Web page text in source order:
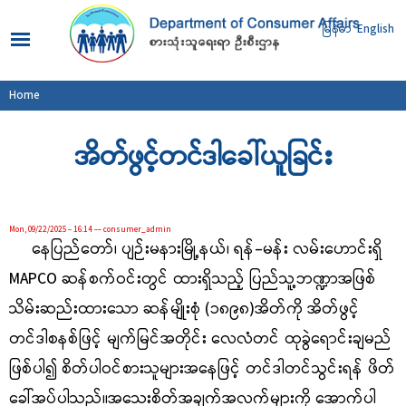
main
content
မြန်မာ English
You are here
Home
အိတ်ဖွင့်တင်ဒါခေါ်ယူခြင်း
Mon, 09/22/2025 - 16:14--consumer_admin
နေပြည်တော်၊ ပျဉ်းမနားမြို့နယ်၊ ရန်-မန်း လမ်းဟောင်းရှိ
MAPCO ဆန်စက်ဝင်းတွင် ထားရှိသည့် ပြည်သူ့ဘဏ္ဍာအဖြစ်
သိမ်းဆည်းထားသော ဆန်မျိုးစုံ (၁၈၉၈)အိတ်ကို အိတ်ဖွင့်
တင်ဒါစနစ်ဖြင့် မျက်မြင်အတိုင်း လေလံတင် ထုခွဲရောင်းချမည်
ဖြစ်ပါ၍ စိတ်ပါဝင်စားသူများအနေဖြင့် တင်ဒါတင်သွင်းရန် ဖိတ်
ခေါ်အပ်ပါသည်။အသေးစိတ်အချက်အလက်များကို အောက်ပါ